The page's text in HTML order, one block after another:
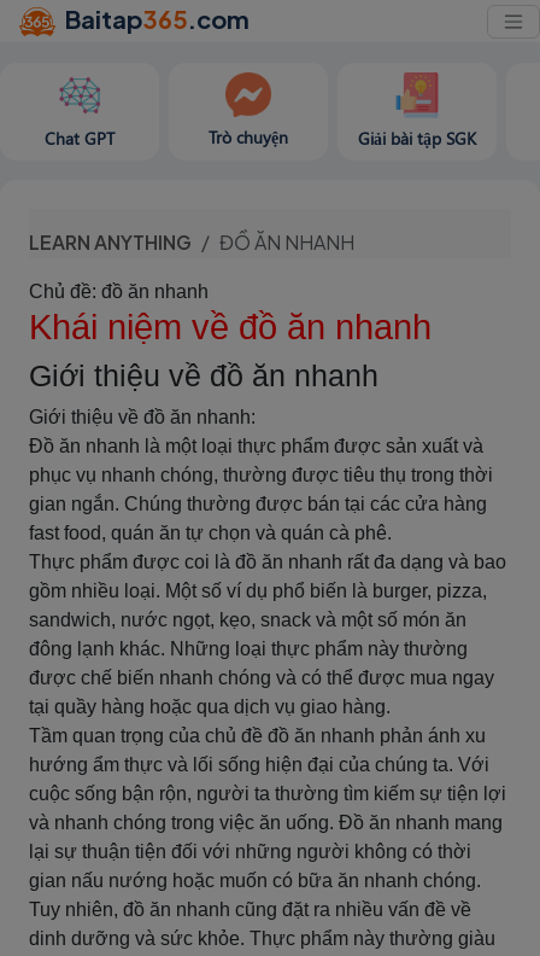
Baitap365.com
Chat GPT Trò chuyện Giải bài tập SGK
LEARN ANYTHING ĐỒ ĂN NHANH
Chủ đề: đồ ăn nhanh
Khái niệm về đồ ăn nhanh
Giới thiệu về đồ ăn nhanh
Giới thiệu về đồ ăn nhanh:
Đồ ăn nhanh là một loại thực phẩm được sản xuất và
phục vụ nhanh chóng, thường được tiêu thụ trong thời
gian ngắn. Chúng thường được bán tại các cửa hàng
fast food, quán ăn tự chọn và quán cà phê.
Thực phẩm được coi là đồ ăn nhanh rất đa dạng và bao
gồm nhiều loại. Một số ví dụ phổ biến là burger, pizza,
sandwich, nước ngọt, kẹo, snack và một số món ăn
đông lạnh khác. Những loại thực phẩm này thường
được chế biến nhanh chóng và có thể được mua ngay
tại quầy hàng hoặc qua dịch vụ giao hàng.
Tầm quan trọng của chủ đề đồ ăn nhanh phản ánh xu
hướng ẩm thực và lối sống hiện đại của chúng ta. Với
cuộc sống bận rộn, người ta thường tìm kiếm sự tiện lợi
và nhanh chóng trong việc ăn uống. Đồ ăn nhanh mang
lại sự thuận tiện đối với những người không có thời
gian nấu nướng hoặc muốn có bữa ăn nhanh chóng.
Tuy nhiên, đồ ăn nhanh cũng đặt ra nhiều vấn đề về
dinh dưỡng và sức khỏe. Thực phẩm này thường giàu